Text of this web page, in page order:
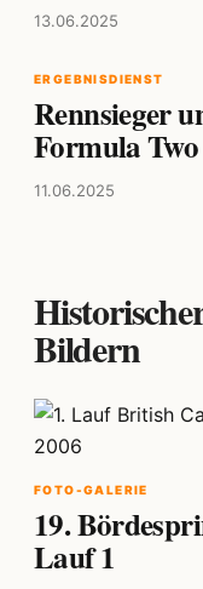
13.06.2025
ERGEBNISDIENST
Rennsieger
Formula
11.06.2025
Bildern
FOTO-GALERIE
19.
Lauf 1